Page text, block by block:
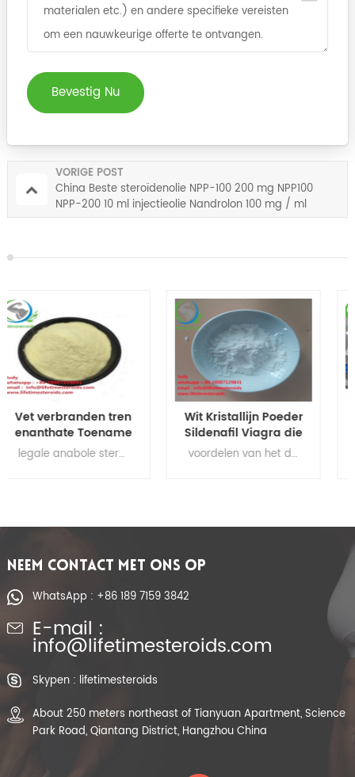
Bevestig Nu
VORIGE POST
China Beste steroïdenolie NPP-100 200 mg NPP100
NPP-200 10 ml injectieolie Nandrolon 100 mg / ml
Wit Kristallijn Poeder
Sildenafil Viagra die
Geslachtsdrugs CAS
Hot Selling
Bodybuilding
peptiden HGH
poeder
NEEM CONTACT MET ONS OP
WhatsApp : +86 189 7159 3842
E-mail :
info@lifetimesteroids.com
Skypen : lifetimesteroids
About 250 meters northeast of Tianyuan Apartment, Science
Park Road, Qiantang District, Hangzhou China